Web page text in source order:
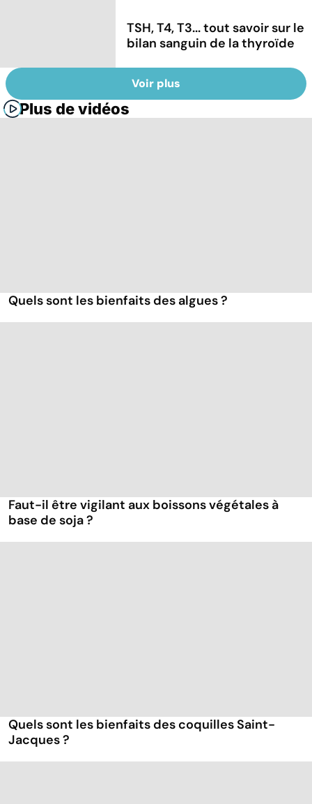
TSH, T4, T3... tout savoir sur le
bilan sanguin de la thyroïde
Voir plus
Plus de vidéos
Quels sont les bienfaits des algues ?
Faut-il être vigilant aux boissons végétales à
base de soja ?
Quels sont les bienfaits des coquilles Saint-
Jacques ?